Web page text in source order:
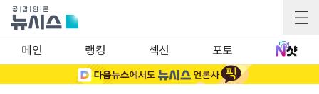
메인 랭킹 섹션 포토